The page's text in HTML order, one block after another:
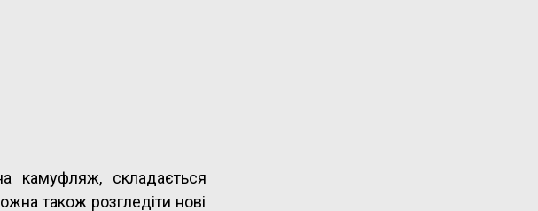
камуфляж, складається
також розгледіти нові